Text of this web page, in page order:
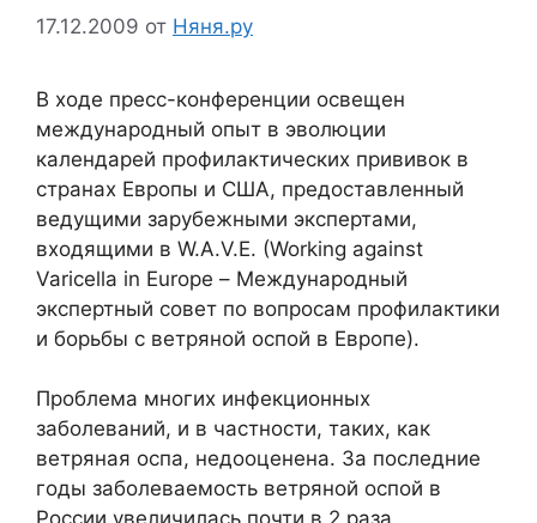
17.12.2009 от Няня.ру
В ходе пресс-конференции освещен
международный опыт в эволюции
календарей профилактических прививок в
странах Европы и США, предоставленный
ведущими зарубежными экспертами,
входящими в W.A.V.E. (Working against
Varicella in Europe – Международный
экспертный совет по вопросам профилактики
и борьбы с ветряной оспой в Европе).
Проблема многих инфекционных
заболеваний, и в частности, таких, как
ветряная оспа, недооценена. За последние
годы заболеваемость ветряной оспой в
России увеличилась почти в 2 раза,